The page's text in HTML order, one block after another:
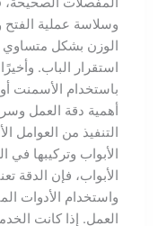
وسلاسة عملية الفتح
الوزن بشكل متساوي
استقرار الباب. وأخيرًا،
باستخدام الأسمنت أو
أهمية دقة العمل وسرعة
التنفيذ من العوامل
الأبواب وتركيبها في
الأبواب، فإن الدقة تعني
واستخدام الأدوات
العمل. إذا كانت الخدمات